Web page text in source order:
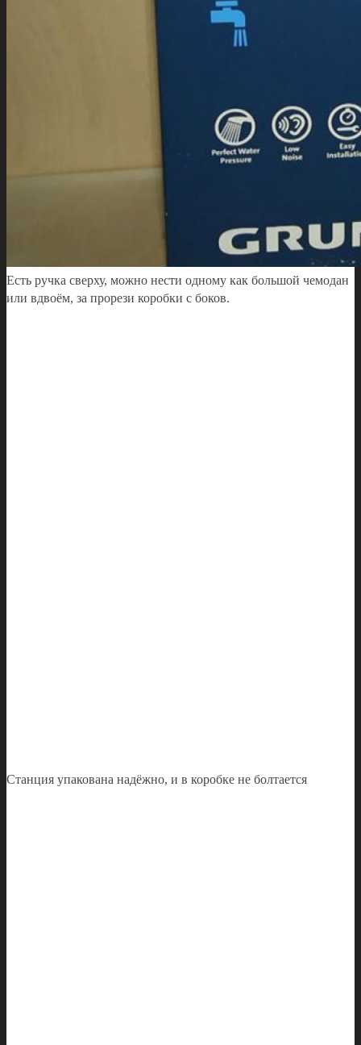
Есть ручка сверху, можно нести одному как большой чемодан
или вдвоём, за прорези коробки с боков.
Станция упакована надёжно, и в коробке не болтается